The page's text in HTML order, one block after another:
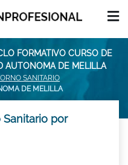
FORMATIVO CURSO DE
AUTONOMA DE MELILLA
SANITARIO
DE MELILLA
Sanitario por